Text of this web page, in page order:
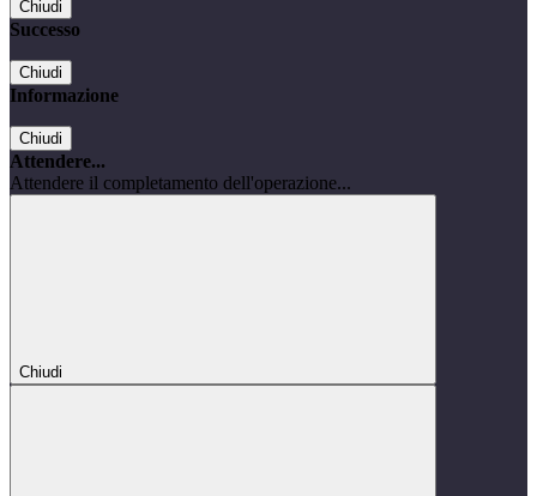
Chiudi
Successo
Chiudi
Informazione
Chiudi
Attendere...
Attendere il completamento dell'operazione...
Chiudi